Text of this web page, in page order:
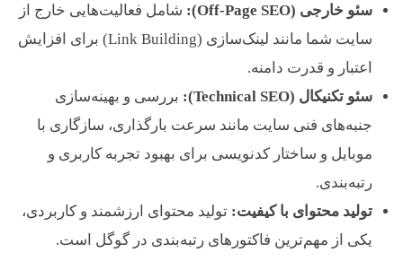
سئو خارجی (Off-Page SEO):
شامل فعالیت‌هایی خارج از
سایت شما مانند لینک‌سازی (Link Building) برای افزایش
اعتبار و قدرت دامنه.
سئو تکنیکال (Technical SEO):
بررسی و بهینه‌سازی
جنبه‌های فنی سایت مانند سرعت بارگذاری، سازگاری با
موبایل و ساختار کدنویسی برای بهبود تجربه کاربری و
رتبه‌بندی.
تولید محتوای با کیفیت: تولید محتوای ارزشمند و کاربردی،
یکی از مهم‌ترین فاکتورهای رتبه‌بندی در گوگل است.